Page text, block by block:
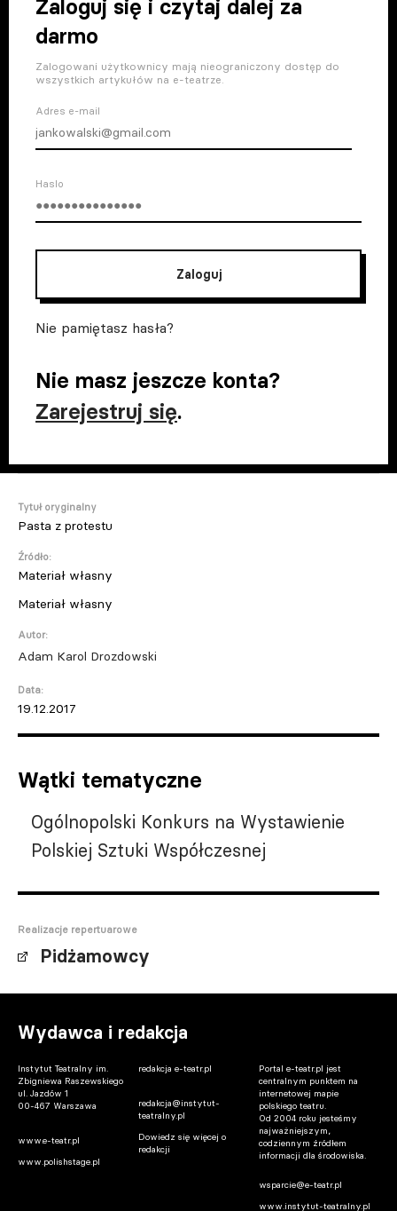
Zaloguj się i czytaj dalej za
darmo
Zalogowani użytkownicy mają nieograniczony dostęp do
wszystkich artykułów na e-teatrze.
Adres e-mail
Haslo
Zaloguj
Nie pamiętasz hasła?
Nie masz jeszcze konta?
Zarejestruj się.
Tytuł oryginalny
Pasta z protestu
Źródło:
Materiał własny
Materiał własny
Autor:
Adam Karol Drozdowski
Data:
19.12.2017
Wątki tematyczne
Ogólnopolski Konkurs na Wystawienie
Polskiej Sztuki Współczesnej
Realizacje repertuarowe
Pidżamowcy
Wydawca i redakcja
Instytut Teatralny im.
Zbigniewa Raszewskiego
ul. Jazdów 1
00-467 Warszawa
www.e-teatr.pl
www.polishstage.pl
redakcja e-teatr.pl
redakcja@instytut-
teatralny.pl
Dowiedz się więcej o
redakcji
Portal e-teatr.pl jest
centralnym punktem na
internetowej mapie
polskiego teatru.
Od 2004 roku jesteśmy
najważniejszym,
codziennym źródłem
informacji dla środowiska.
wsparcie@e-teatr.pl
www.instytut-teatralny.pl